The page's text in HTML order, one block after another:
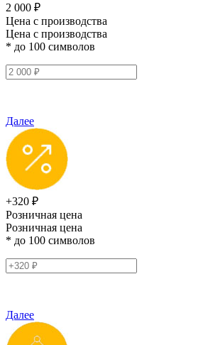
2 000 ₽
Цена с производства
Цена с производства
* до 100 символов
Далее
+320 ₽
Розничная цена
Розничная цена
* до 100 символов
Далее